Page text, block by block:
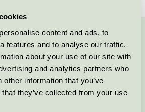
content and ads, to
features and to analyse our traffic.
about your use of our site with
and analytics partners who
information that you’ve
they’ve collected from your use
55 55 24 00eller via formuläret: